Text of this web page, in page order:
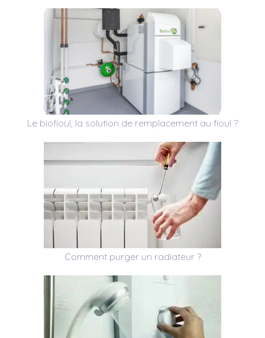
Le biofioul, la solution de remplacement au fioul ?
Comment purger un radiateur ?